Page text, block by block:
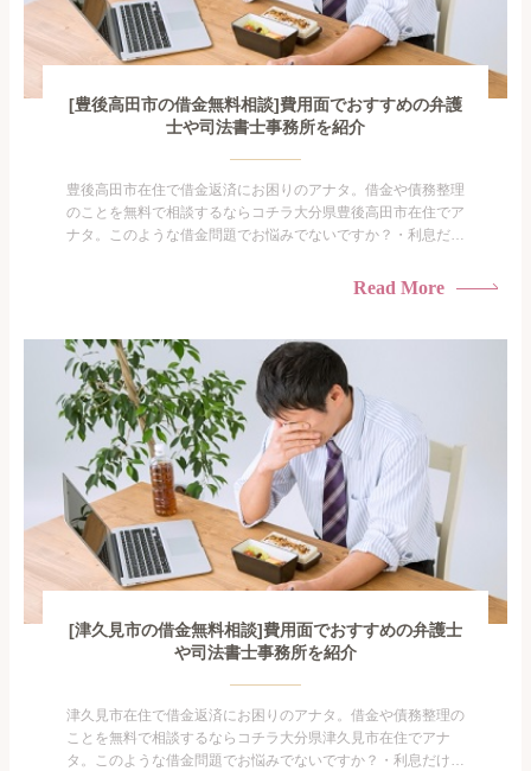
[豊後高田市の借金無料相談]費用面でおすすめの弁護
士や司法書士事務所を紹介
豊後高田市在住で借金返済にお困りのアナタ。借金や債務整理
のことを無料で相談するならコチラ大分県豊後高田市在住でア
ナタ。このような借金問題でお悩みでないですか？・利息だけ
家族に知られたくない・借金の催促、取り立てで憂鬱にな
探すにも限界...
Read More
[津久見市の借金無料相談]費用面でおすすめの弁護士
や司法書士事務所を紹介
津久見市在住で借金返済にお困りのアナタ。借金や債務整理の
ことを無料で相談するならコチラ大分県津久見市在住でアナ
タ。このような借金問題でお悩みでないですか？・利息だけを